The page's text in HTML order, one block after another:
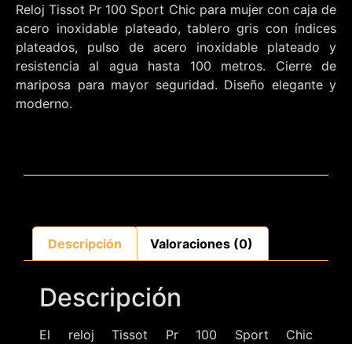
Reloj Tissot Pr 100 Sport Chic para mujer con caja de
acero inoxidable plateado, tablero gris con índices
plateados, pulso de acero inoxidable plateado y
resistencia al agua hasta 100 metros. Cierre de
mariposa para mayor seguridad. Diseño elegante y
moderno.
Descripción Valoraciones (0)
Descripción
El reloj Tissot Pr 100 Sport Chic